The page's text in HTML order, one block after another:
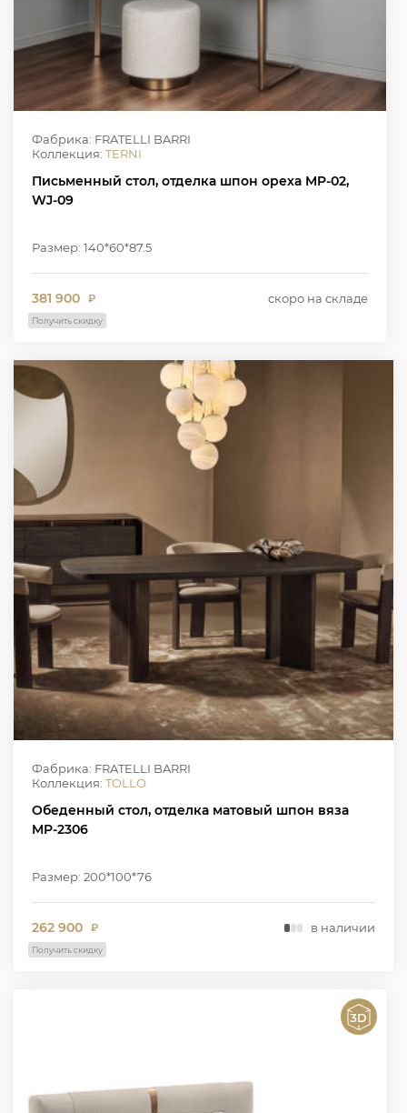
Фабрика: FRATELLI BARRI
Коллекция: TERNI
Письменный стол, отделка шпон ореха MP-02,
WJ-09
Размер: 140*60*87.5
381 900 ₽ скоро на складе
Получить скидку
Фабрика: FRATELLI BARRI
Коллекция: TOLLO
Обеденный стол, отделка матовый шпон вяза
MP-2306
Размер: 200*100*76
262 900 ₽ в наличии
Получить скидку